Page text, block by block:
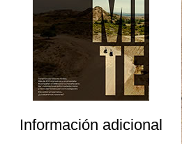
Información adicional